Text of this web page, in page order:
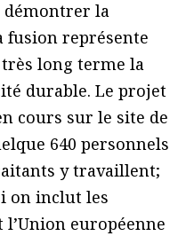
démontrer la
fusion représente
long terme la
durable. Le projet
cours sur le site de
640 personnels
y travaillent;
on inclut les
européenne